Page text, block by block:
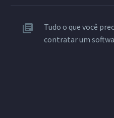
Tudo o que você
contratar um